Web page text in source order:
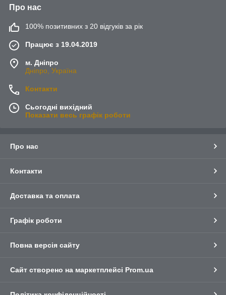
Про нас
100% позитивних з 20 відгуків за рік
Працює з 19.04.2019
м. Дніпро
Дніпро, Україна
Контакти
Сьогодні вихідний
Показати весь графік роботи
Про нас
Контакти
Доставка та оплата
Графік роботи
Повна версія сайту
Сайт створено на маркетплейсі Prom.ua